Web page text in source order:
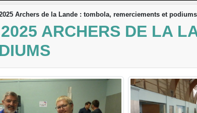
Archers de la Lande : tombola, remerciements et podiums
ARCHERS DE LA